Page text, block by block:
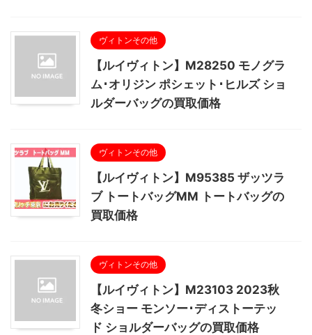
ヴィトンその他
【ルイヴィトン】M28250 モノグラ
ム･オリジン ポシェット･ヒルズ ショ
ルダーバッグの買取価格
ヴィトンその他
【ルイヴィトン】M95385 ザッツラ
ブ トートバッグMM トートバッグの
買取価格
ヴィトンその他
【ルイヴィトン】M23103 2023秋
冬ショー モンソー･ディストーテッ
ド ショルダーバッグの買取価格